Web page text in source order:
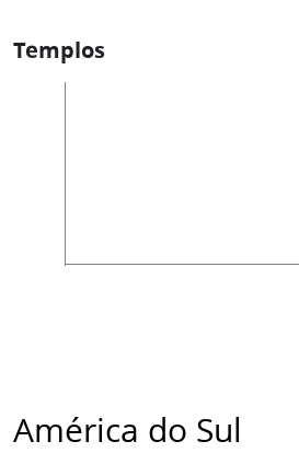
Templos
América do Sul